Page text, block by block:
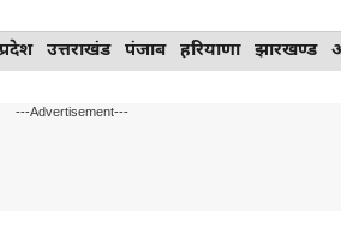
उत्तराखंड पंजाब हरियाणा झारखण्ड
---Advertisement---